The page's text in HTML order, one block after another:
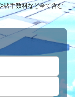
諸手数料など全て含む